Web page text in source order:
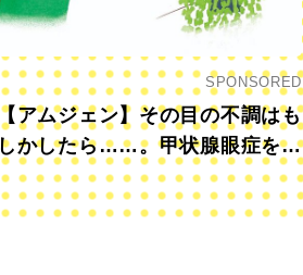
SPONSORED
【アムジェン】その目の不調はも
しかしたら……。甲状腺眼症を知
っていますか？